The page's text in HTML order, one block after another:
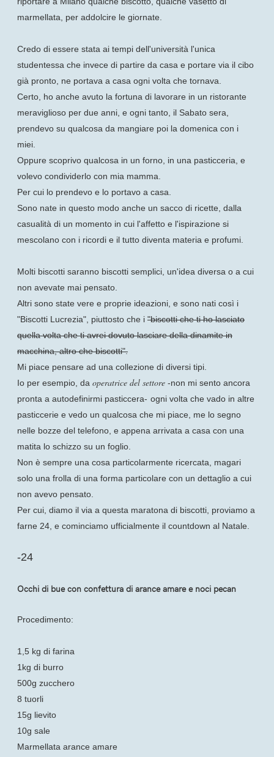
marmellata, per addolcire le giornate.
Credo di essere stata ai tempi dell'università l'unica
studentessa che invece di partire da casa e portare via il cibo
già pronto, ne portava a casa ogni volta che tornava.
Certo, ho anche avuto la fortuna di lavorare in un ristorante
meraviglioso per due anni, e ogni tanto, il Sabato sera,
prendevo su qualcosa da mangiare poi la domenica con i
miei.
Oppure scoprivo qualcosa in un forno, in una pasticceria, e
volevo condividerlo con mia mamma.
Per cui lo prendevo e lo portavo a casa.
Sono nate in questo modo anche un sacco di ricette, dalla
casualità di un momento in cui l'affetto e l'ispirazione si
mescolano con i ricordi e il tutto diventa materia e profumi.
Molti biscotti saranno biscotti semplici, un'idea diversa o a cui
non avevate mai pensato.
Altri sono state vere e proprie ideazioni, e sono nati così i
"Biscotti Lucrezia", piuttosto che i "biscotti che ti ho lasciato
quella volta che ti avrei dovuto lasciare della dinamite in
macchina, altro che biscotti".
Mi piace pensare ad una collezione di diversi tipi.
Io per esempio, da operatrice del settore -non mi sento ancora
pronta a autodefinirmi pasticcera- ogni volta che vado in altre
pasticcerie e vedo un qualcosa che mi piace, me lo segno
nelle bozze del telefono, e appena arrivata a casa con una
matita lo schizzo su un foglio.
Non è sempre una cosa particolarmente ricercata, magari
solo una frolla di una forma particolare con un dettaglio a cui
non avevo pensato.
Per cui, diamo il via a questa maratona di biscotti, proviamo a
farne 24, e cominciamo ufficialmente il countdown al Natale.
-24
Occhi di bue con confettura di arance amare e noci pecan
Procedimento:
1,5 kg di farina
1kg di burro
500g zucchero
8 tuorli
15g lievito
10g sale
Marmellata arance amare